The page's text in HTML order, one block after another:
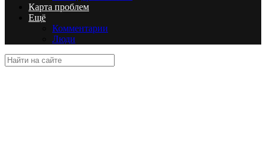
Карта проблем
Ещё
Комментарии
Люди